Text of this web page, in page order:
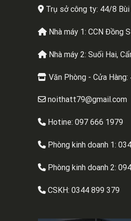
Trụ sở công ty: 44/8
Nhà máy 1: CCN Đồng
Nhà máy 2: Suối Hai,
Văn Phòng - Cửa
noithatt79@gmail.com
Hotine: 097 666 1979
Phòng kinh doanh 1:
Phòng kinh doanh 2:
CSKH: 0344 899 379